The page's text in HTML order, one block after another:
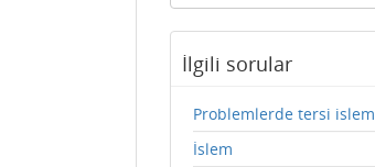
İlgili sorular
Problemlerde tersi islem
İslem